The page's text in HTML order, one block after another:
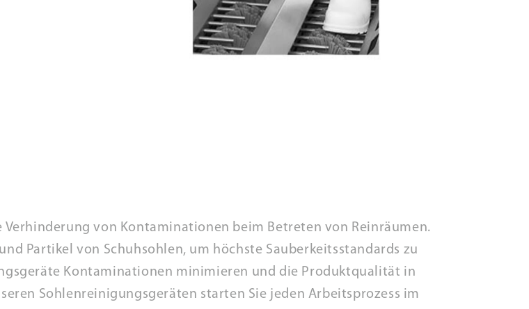
von Kontaminationen beim Betreten von Reinräumen.
Partikel von Schuhsohlen, um höchste Sauberkeitsstandards zu
Kontaminationen minimieren und die Produktqualität in
Sohlenreinigungsgeräten starten Sie jeden Arbeitsprozess im